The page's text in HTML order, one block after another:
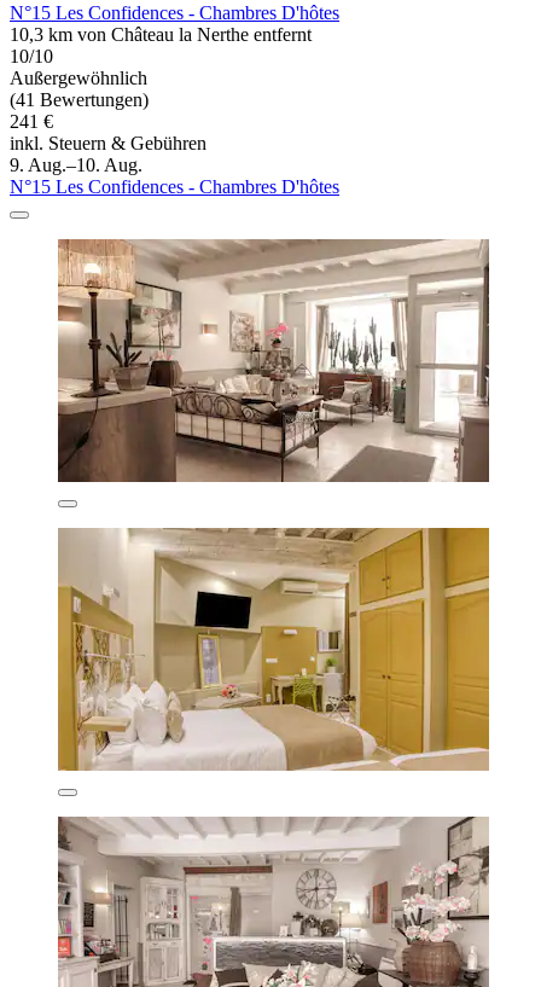
N°15 Les Confidences - Chambres D'hôtes
10,3 km von Château la Nerthe entfernt
10/10
Außergewöhnlich
(41 Bewertungen)
241 €
inkl. Steuern & Gebühren
9. Aug.–10. Aug.
N°15 Les Confidences - Chambres D'hôtes